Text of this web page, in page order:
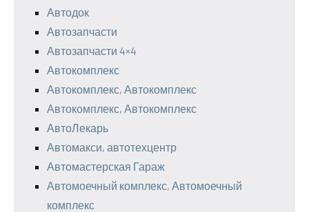
Автодок
Автозапчасти
Автозапчасти 4×4
Автокомплекс
Автокомплекс, Автокомплекс
Автокомплекс, Автокомплекс
АвтоЛекарь
Автомакси, автотехцентр
Автомастерская Гараж
Автомоечный комплекс, Автомоечный
комплекс